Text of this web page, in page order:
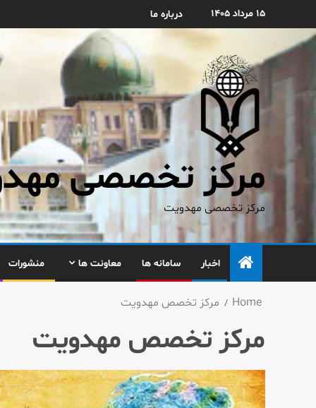
۱۵ مرداد ۱۴۰۵ درباره ما
مرکز تخصصی
مرکز تخصصی مهدویت
اخبار سامانه ها معاونت ها منشورات
Home مركز تخصص مهدویت
مركز تخصص مهدویت